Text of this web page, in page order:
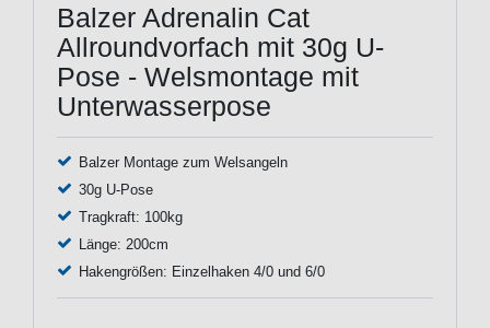
Balzer Adrenalin Cat
Allroundvorfach mit 30g U-
Pose - Welsmontage mit
Unterwasserpose
Balzer Montage zum Welsangeln
30g U-Pose
Tragkraft: 100kg
Länge: 200cm
Hakengrößen: Einzelhaken 4/0 und 6/0